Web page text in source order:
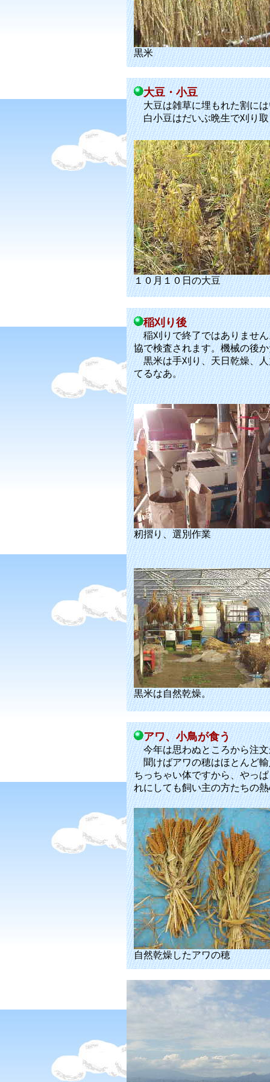
黒米
大豆・小豆
大豆は雑草に埋もれた割には
白小豆はだいぶ晩生で刈り取
１０月１０日の大豆
稲刈り後
稲刈りで終了ではありません
協で検査されます。機械の後
黒米は手刈り、天日乾燥、人
てるなあ。
籾摺り、選別作業
黒米は自然乾燥。
アワ、小鳥が食う
今年は思わぬところから注文
聞けばアワの穂はほとんど輸
ちっちゃい体ですから、やっ
れにしても飼い主の方たちの
自然乾燥したアワの穂